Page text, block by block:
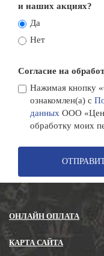
и наших акциях?
Да
Нет
Согласие на
Нажимая кнопку
ознакомлен(а) с
данных ООО
обработку моих
ОНЛАЙН ОПЛАТА
КАРТА САЙТА